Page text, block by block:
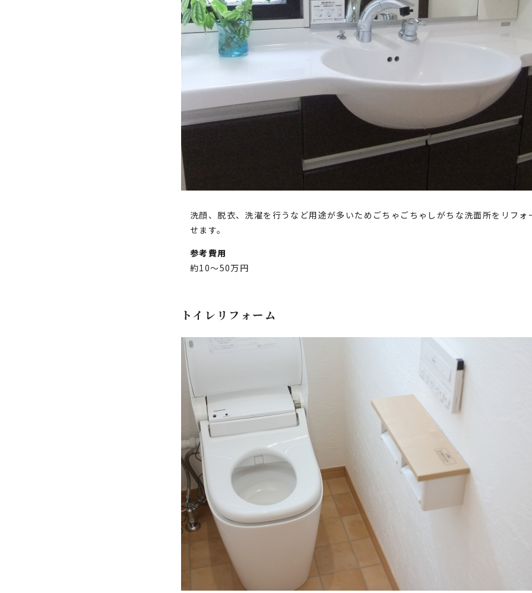
洗顔、脱衣、洗濯を行うなど用途が多いためごちゃごちゃしがちな洗面所をリフ
せます。
参考費用
約10～50万円
トイレリフォーム